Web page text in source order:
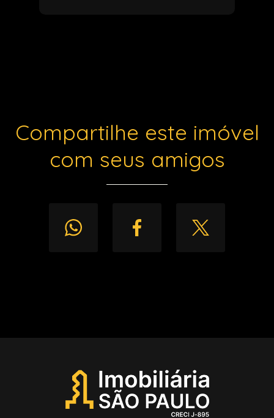
Compartilhe este imóvel
com seus amigos